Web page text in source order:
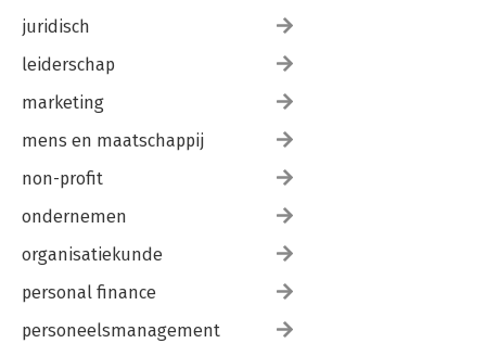
juridisch
leiderschap
marketing
mens en maatschappij
non-profit
ondernemen
organisatiekunde
personal finance
personeelsmanagement